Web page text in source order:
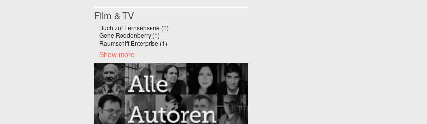
Film & TV
Buch zur Fernsehserie (1)
Gene Roddenberry (1)
Raumschiff Enterprise (1)
Show more